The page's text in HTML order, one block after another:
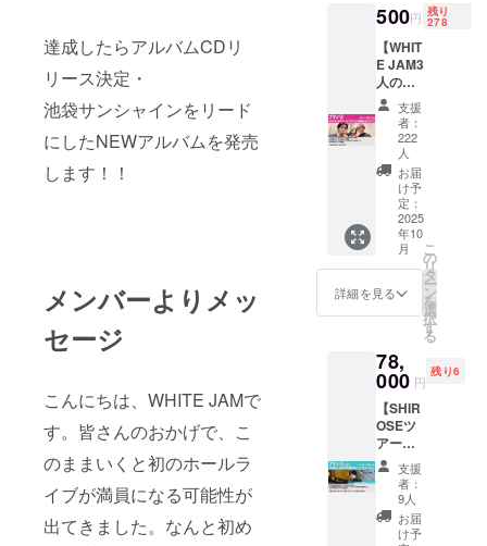
達成したらアルバムCDリ
リース決定・
池袋サンシャインをリード
にしたNEWアルバムを発売
します！！
メンバーよりメッ
セージ
こんにちは、WHITE JAMで
す。皆さんのおかげで、こ
のままいくと初のホールラ
イブが満員になる可能性が
出てきました。なんと初め
では「ドSソ
ング」を得
意としてい
SnowManに
楽曲提供し
た「オレン
ジkiss」は
2022年Top
位を獲得す
本を代表す
る作詞作曲
家へと成長
した。
音楽活動の
キャリア序
盤にはNissy
の参加
(ワリカ
ン4人ま
で) <日
程・場
所> 日
程：12
月13日
(土)
11:00～
20:00
場所：
都内某
所
SEの部
屋 <備
OSEに
歌って
ほしい
曲
(SHIRO
SEソロ
曲)を3
曲備考
欄にご
記載く
ださ
ト：11
夜デー
ト：16
時-21時
※当日は
現地集
合/現地
解散と
なりま
す。 ※
備考欄
に希望
日程を
第三希
ご記載
いただ
す。 ※1
枠最大6
名まで
参加が
可能で
す。(申
し込み
者も含
めて6
名) ※ス
タッフ
ム。
SHIRO
SE 5種
類/GAS
HIMA 5
種
類/NIKK
I 5種類/
グルー
プ
ショッ
ト 5種
の支援
で20個
購入し
てくだ
種類お
届け致
しま
す。 ＜
お届け
予定日
＞ 2025
年11月
<備考>
①wj.ma
doguchi
500円 残り
278
【WHIT
E JAM3
人のピ
ザ打ち
上げ動
画もら
えるプ
ラ
ン】
メン
バー3人
が、ピ
ザ打ち
上げを
してい
がデー
タで送
られま
す。in
GASHI
MAの部
屋
SHIRO
SE＆
GASHI
MAのM-
支援
者：
222
人
お届
け予
定：
2025
年10
月
詳細を見る
こ
の
リ
タ
ー
ン
を
選
択
す
る
78,
000 円
残り6
【SHIR
OSEツ
アー完
走おめ
でとう
プラン
SHIRO
SE手料
支援
者：
9人
お届
け予